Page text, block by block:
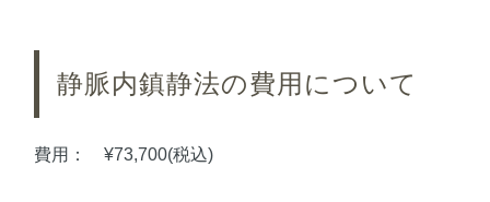
静脈内鎮静法の費用について
費用： ¥73,700(税込)